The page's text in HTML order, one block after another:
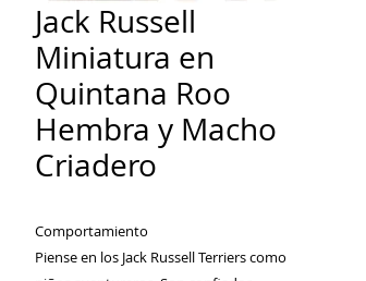
Jack Russell
Miniatura en
Quintana Roo
Hembra y Macho
Criadero
Comportamiento
Piense en los Jack Russell Terriers como